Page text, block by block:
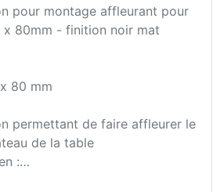
pour montage affleurant pour
x 80mm - finition noir mat
80 mm
permettant de faire affleurer le
de la table
:
produit abrasif.